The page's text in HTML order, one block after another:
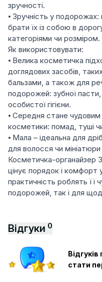
зручності.
⦁ Зручність у
брати їх із собою в
категоріями чи розміром.
Як використовувати:
⦁ Велика косметичка
доглядових засобів,
бальзами, а також для
подорожей: зубної пасти,
особистої гігієни.
⦁ Середня стане
косметики: помад, туші
⦁ Мала – ідеальна для
для волосся чи
Косметичка-органайзер
цінує порядок і комфорт у
практичність роблять
подорожей, так і для
Відгуки 0
стати